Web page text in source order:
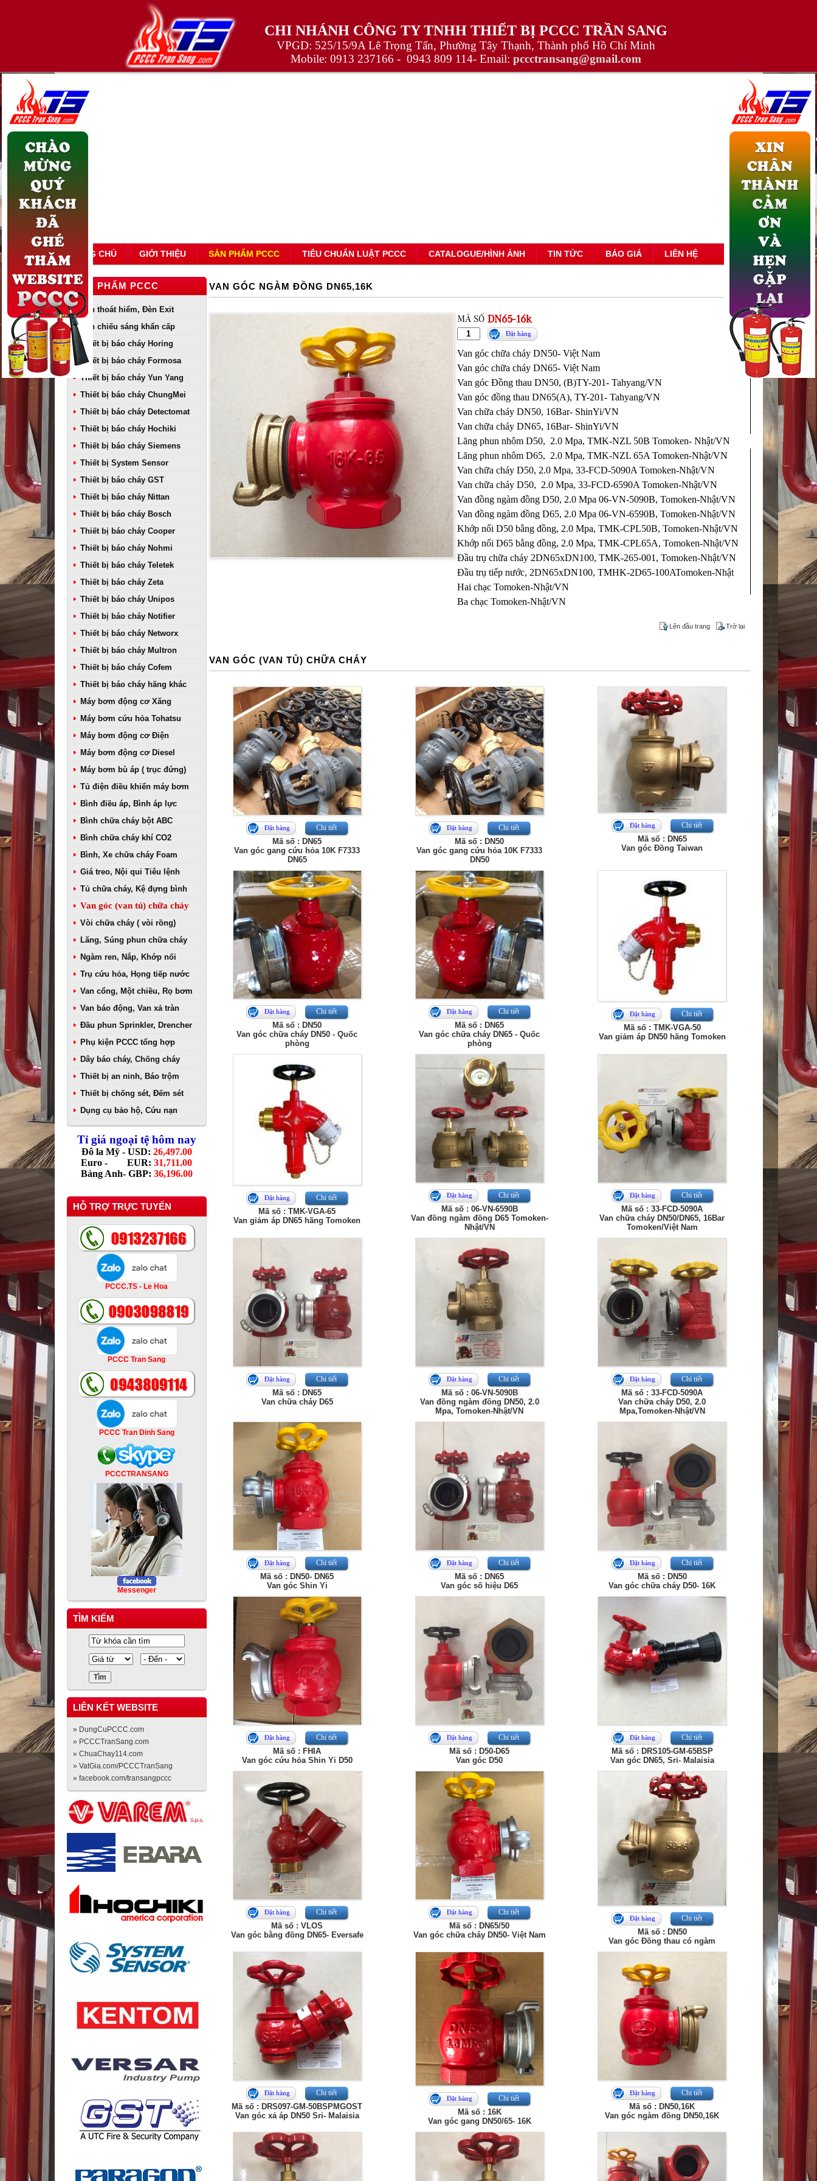
CHI NHÁNH CÔNG TY TNHH THIẾT BỊ PCCC TRẦN SANG
VPGD: 525/15/9A Lê Trọng Tấn, Phường Tây Thạnh, Thành phố Hồ Chí Minh
Mobile: 0913 237166 - 0943 809 114- Email: pccctransang@gmail.com
TRANG CHỦ GIỚI THIỆU SẢN PHẨM PCCC TIÊU CHUẨN LUẬT PCCC CATALOGUE/HÌNH ẢNH TIN TỨC BÁO GIÁ LIÊN HỆ
SẢN PHẨM PCCC
Đèn thoát hiểm, Đèn Exit
Đèn chiếu sáng khẩn cấp
Thiết bị báo cháy Horing
Thiết bị báo cháy Formosa
Thiết bị báo cháy Yun Yang
Thiết bị báo cháy ChungMei
Thiết bị báo cháy Detectomat
Thiết bị báo cháy Hochiki
Thiết bị báo cháy Siemens
Thiết bị System Sensor
Thiết bị báo cháy GST
Thiết bị báo cháy Nittan
Thiết bị báo cháy Bosch
Thiết bị báo cháy Cooper
Thiết bị báo cháy Nohmi
Thiết bị báo cháy Teletek
Thiết bị báo cháy Zeta
Thiết bị báo cháy Unipos
Thiết bị báo cháy Notifier
Thiết bị báo cháy Networx
Thiết bị báo cháy Multron
Thiết bị báo cháy Cofem
Thiết bị báo cháy hãng khác
Máy bơm động cơ Xăng
Máy bơm cứu hỏa Tohatsu
Máy bơm động cơ Điện
Máy bơm động cơ Diesel
Máy bơm bù áp ( trục đứng)
Tủ điện điều khiển máy bơm
Bình điều áp, Bình áp lực
Bình chữa cháy bột ABC
Bình chữa cháy khí CO2
Bình, Xe chữa cháy Foam
Giá treo, Nội qui Tiêu lệnh
Tủ chữa cháy, Kệ đựng bình
Van góc (van tủ) chữa cháy
Vòi chữa cháy ( vòi rồng)
Lăng, Súng phun chữa cháy
Ngàm ren, Nắp, Khớp nối
Trụ cứu hỏa, Họng tiếp nước
Van cổng, Một chiều, Rọ bơm
Van báo động, Van xả tràn
Đầu phun Sprinkler, Drencher
Phụ kiện PCCC tổng hợp
Dây báo cháy, Chống cháy
Thiết bị an ninh, Báo trộm
Thiết bị chống sét, Đếm sét
Dụng cụ bảo hộ, Cứu nạn
Tỉ giá ngoại tệ hôm nay
Đô la Mỹ - USD: 26,497.00
Euro - EUR: 31,711.00
Bảng Anh- GBP: 36,196.00
HỖ TRỢ TRỰC TUYẾN
PCCC.TS - Le Hoa
PCCC Tran Sang
PCCC Tran Dinh Sang
PCCCTRANSANG
Messenger
TÌM KIẾM
LIÊN KẾT WEBSITE
» DungCuPCCC.com
» PCCCTranSang.com
» ChuaChay114.com
» VatGia.com/PCCCTranSang
» facebook.com/transangpccc
VAN GÓC NGÀM ĐỒNG DN65,16K
MÃ SỐ DN65-16k
Đặt hàng
Van góc chữa cháy DN50- Việt Nam
Van góc chữa cháy DN65- Việt Nam
Van góc Đồng thau DN50, (B)TY-201- Tahyang/VN
Van góc đồng thau DN65(A), TY-201- Tahyang/VN
Van chữa cháy DN50, 16Bar- ShinYi/VN
Van chữa cháy DN65, 16Bar- ShinYi/VN
Lăng phun nhôm D50, 2.0 Mpa, TMK-NZL 50B Tomoken- Nhật/VN
Lăng phun nhôm D65, 2.0 Mpa, TMK-NZL 65A Tomoken-Nhật/VN
Van chữa cháy D50, 2.0 Mpa, 33-FCD-5090A Tomoken-Nhật/VN
Van chữa cháy D50, 2.0 Mpa, 33-FCD-6590A Tomoken-Nhật/VN
Van đồng ngàm đồng D50, 2.0 Mpa 06-VN-5090B, Tomoken-Nhật/VN
Van đồng ngàm đồng D65, 2.0 Mpa 06-VN-6590B, Tomoken-Nhật/VN
Khớp nối D50 bằng đồng, 2.0 Mpa, TMK-CPL50B, Tomoken-Nhật/VN
Khớp nối D65 bằng đồng, 2.0 Mpa, TMK-CPL65A, Tomoken-Nhật/VN
Đầu trụ chữa cháy 2DN65xDN100, TMK-265-001, Tomoken-Nhật/VN
Đầu trụ tiếp nước, 2DN65xDN100, TMHK-2D65-100ATomoken-Nhật
Hai chạc Tomoken-Nhật/VN
Ba chạc Tomoken-Nhật/VN
Lên đầu trang Trở lại
VAN GÓC (VAN TỦ) CHỮA CHÁY
Đặt hàng Chi tiết
Mã số : DN65
Van góc gang cứu hỏa 10K F7333
DN65
Đặt hàng Chi tiết
Mã số : DN50
Van góc gang cứu hỏa 10K F7333
DN50
Đặt hàng Chi tiết
Mã số : DN65
Van góc Đồng Taiwan
Đặt hàng Chi tiết
Mã số : DN50
Van góc chữa cháy DN50 - Quốc
phòng
Đặt hàng Chi tiết
Mã số : DN65
Van góc chữa cháy DN65 - Quốc
phòng
Đặt hàng Chi tiết
Mã số : TMK-VGA-50
Van giảm áp DN50 hãng Tomoken
Đặt hàng Chi tiết
Mã số : TMK-VGA-65
Van giảm áp DN65 hãng Tomoken
Đặt hàng Chi tiết
Mã số : 06-VN-6590B
Van đồng ngàm đồng D65 Tomoken-
Nhật/VN
Đặt hàng Chi tiết
Mã số : 33-FCD-5090A
Van chữa cháy DN50/DN65, 16Bar
Tomoken/Việt Nam
Đặt hàng Chi tiết
Mã số : DN65
Van chữa cháy D65
Đặt hàng Chi tiết
Mã số : 06-VN-5090B
Van đồng ngàm đồng DN50, 2.0
Mpa, Tomoken-Nhật/VN
Đặt hàng Chi tiết
Mã số : 33-FCD-5090A
Van chữa cháy D50, 2.0
Mpa,Tomoken-Nhật/VN
Đặt hàng Chi tiết
Mã số : DN50- DN65
Van góc Shin Yi
Đặt hàng Chi tiết
Mã số : DN65
Van góc số hiệu D65
Đặt hàng Chi tiết
Mã số : DN50
Van góc chữa cháy D50- 16K
Đặt hàng Chi tiết
Mã số : FHIA
Van góc cứu hỏa Shin Yi D50
Đặt hàng Chi tiết
Mã số : D50-D65
Van góc D50
Đặt hàng Chi tiết
Mã số : DRS105-GM-65BSP
Van góc DN65, Sri- Malaisia
Đặt hàng Chi tiết
Mã số : VLOS
Van góc bằng đồng DN65- Eversafe
Đặt hàng Chi tiết
Mã số : DN65/50
Van góc chữa cháy DN50- Việt Nam
Đặt hàng Chi tiết
Mã số : DN50
Van góc Đồng thau có ngàm
Đặt hàng Chi tiết
Mã số : DRS097-GM-50BSPMGOST
Van góc xả áp DN50 Sri- Malaisia
Đặt hàng Chi tiết
Mã số : 16K
Van góc gang DN50/65- 16K
Đặt hàng Chi tiết
Mã số : DN50,16K
Van góc ngàm đồng DN50,16K